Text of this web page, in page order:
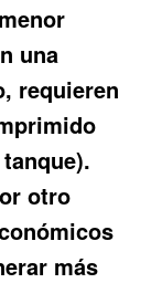
una
requieren
otro
más